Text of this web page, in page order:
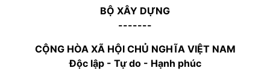
BỘ XÂY DỰNG
-------
CỘNG HÒA XÃ HỘI CHỦ NGHĨA VIỆT NAM
Độc lập - Tự do - Hạnh phúc